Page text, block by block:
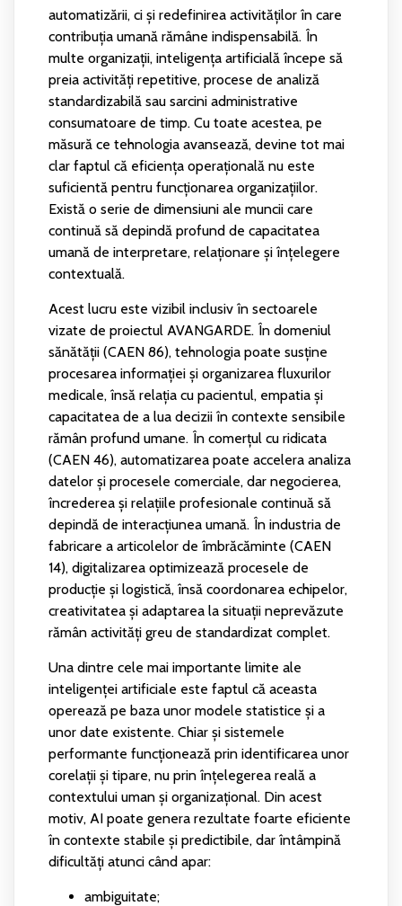
automatizării, ci și redefinirea activităților în care
contribuția umană rămâne indispensabilă. În
multe organizații, inteligența artificială începe să
preia activități repetitive, procese de analiză
standardizabilă sau sarcini administrative
consumatoare de timp. Cu toate acestea, pe
măsură ce tehnologia avansează, devine tot mai
clar faptul că eficiența operațională nu este
suficientă pentru funcționarea organizațiilor.
Există o serie de dimensiuni ale muncii care
continuă să depindă profund de capacitatea
umană de interpretare, relaționare și înțelegere
contextuală.
Acest lucru este vizibil inclusiv în sectoarele
vizate de proiectul AVANGARDE. În domeniul
sănătății (CAEN 86), tehnologia poate susține
procesarea informației și organizarea fluxurilor
medicale, însă relația cu pacientul, empatia și
capacitatea de a lua decizii în contexte sensibile
rămân profund umane. În comerțul cu ridicata
(CAEN 46), automatizarea poate accelera analiza
datelor și procesele comerciale, dar negocierea,
încrederea și relațiile profesionale continuă să
depindă de interacțiunea umană. În industria de
fabricare a articolelor de îmbrăcăminte (CAEN
14), digitalizarea optimizează procesele de
producție și logistică, însă coordonarea echipelor,
creativitatea și adaptarea la situații neprevăzute
rămân activități greu de standardizat complet.
Una dintre cele mai importante limite ale
inteligenței artificiale este faptul că aceasta
operează pe baza unor modele statistice și a
unor date existente. Chiar și sistemele
performante funcționează prin identificarea unor
corelații și tipare, nu prin înțelegerea reală a
contextului uman și organizațional. Din acest
motiv, AI poate genera rezultate foarte eficiente
în contexte stabile și predictibile, dar întâmpină
dificultăți atunci când apar:
ambiguitate;